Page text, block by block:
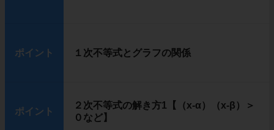
ポイント １次不等式とグラフの関係
ポイント
２次不等式の解き方1【（x-α）（x-β）＞
０など】